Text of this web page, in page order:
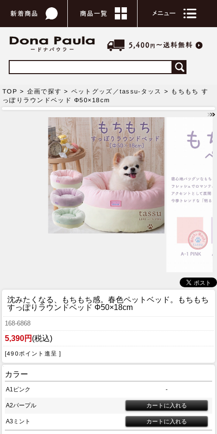
TOP > 企画で探す > ペットグッズ／tassu-タッス > もちもち す
っぽりラウンドベッド Φ50×18cm
沈みたくなる、もちもち感。春色ペットベッド。
もちもち
すっぽりラウンドベッド Φ50×18cm
168-6868
5,390円 (税込)
[490ポイント進呈 ]
カラー
A1ピンク -
A2パープル
A3ミント